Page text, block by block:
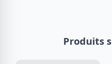
Produits